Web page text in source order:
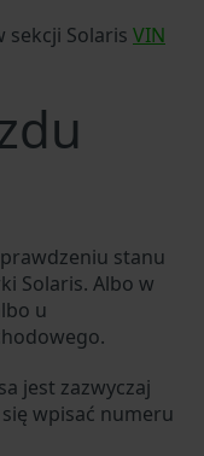
sekcji Solaris VIN
stanu
Solaris. Albo w
u
jest zazwyczaj
wpisać numeru